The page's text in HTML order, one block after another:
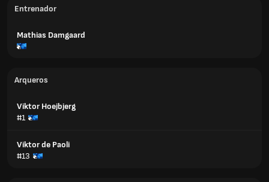
Entrenador
Mathias Damgaard
Arqueros
Viktor Hoejbjerg
#1
Viktor de Paoli
#13